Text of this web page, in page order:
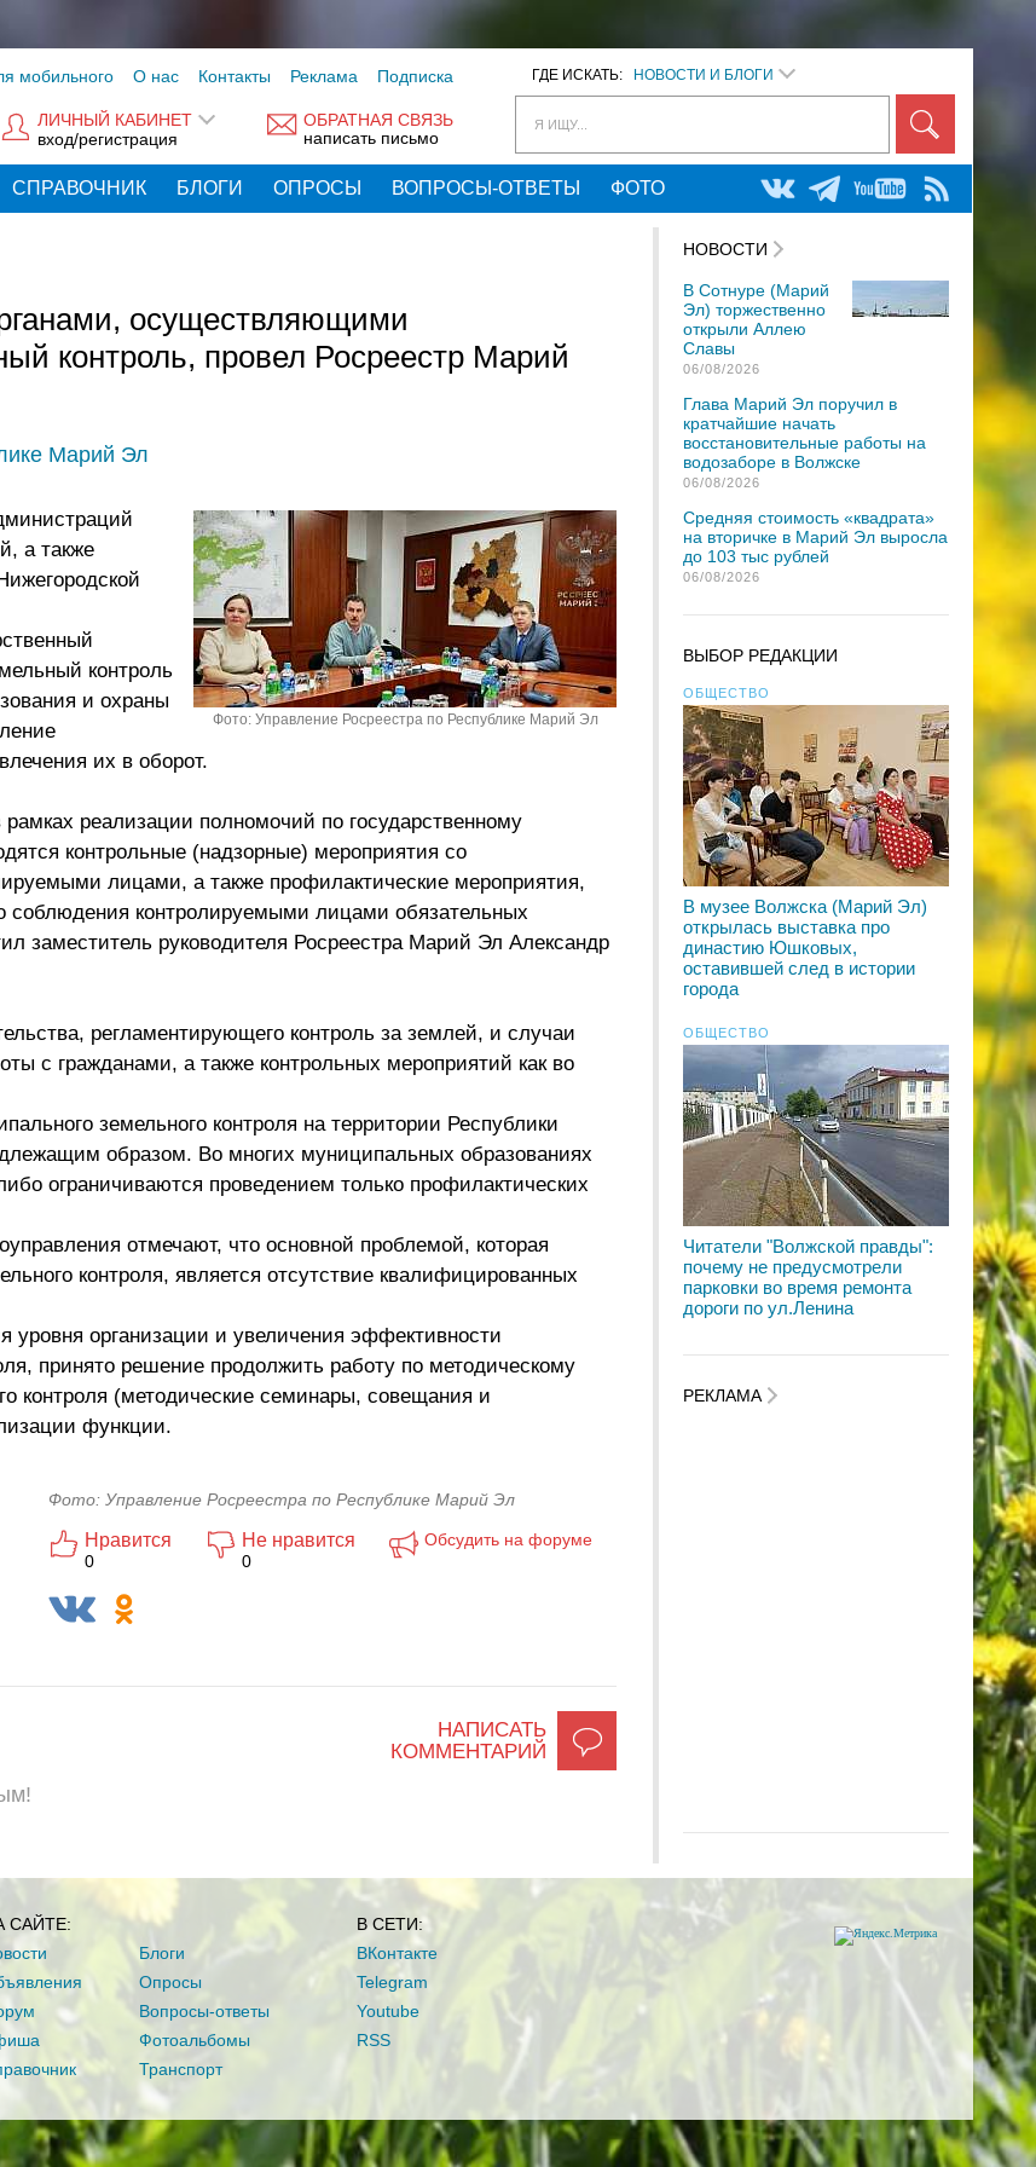
ГДЕ ИСКАТЬ: НОВОСТИ И БЛОГИ
Я ИЩУ...
мобильного О нас Контакты Реклама Подписка
ОБРАТНАЯ СВЯЗЬ
написать письмо
ЛИЧНЫЙ КАБИНЕТ
вход/регистрация
СПРАВОЧНИК БЛОГИ ОПРОСЫ ВОПРОСЫ-ОТВЕТЫ ФОТО
осуществляющими
контроль, провел Росреестр Марий
Марий Эл
Фото: Управление Росреестра по Республике Марий Эл
а также
контроль
и охраны
их в оборот.
реализации полномочий по государственному
контрольные (надзорные) мероприятия со
лицами, а также профилактические мероприятия,
соблюдения контролируемыми лицами обязательных
заместитель руководителя Росреестра Марий Эл Александр
регламентирующего контроль за землей, и случаи
с гражданами, а также контрольных мероприятий как во
земельного контроля на территории Республики
образом. Во многих муниципальных образованиях
ограничиваются проведением только профилактических
отмечают, что основной проблемой, которая
контроля, является отсутствие квалифицированных
организации и увеличения эффективности
принято решение продолжить работу по методическому
контроля (методические семинары, совещания и
функции.
Фото: Управление Росреестра по Республике Марий Эл
Нравится
0
Не нравится
0
Обсудить на форуме
НАПИСАТЬ
КОММЕНТАРИЙ
НОВОСТИ
В Сотнуре (Марий
Эл) торжественно
открыли Аллею
Славы
06/08/2026
Глава Марий Эл поручил в
кратчайшие начать
восстановительные работы на
водозаборе в Волжске
06/08/2026
Средняя стоимость «квадрата»
на вторичке в Марий Эл выросла
до 103 тыс рублей
06/08/2026
ВЫБОР РЕДАКЦИИ
ОБЩЕСТВО
В музее Волжска (Марий Эл)
открылась выставка про
династию Юшковых,
оставившей след в истории
города
ОБЩЕСТВО
Читатели "Волжской правды":
почему не предусмотрели
парковки во время ремонта
дороги по ул.Ленина
РЕКЛАМА
САЙТЕ:
Блоги
Опросы
Вопросы-ответы
Фотоальбомы
Транспорт
В СЕТИ:
ВКонтакте
Telegram
Youtube
RSS